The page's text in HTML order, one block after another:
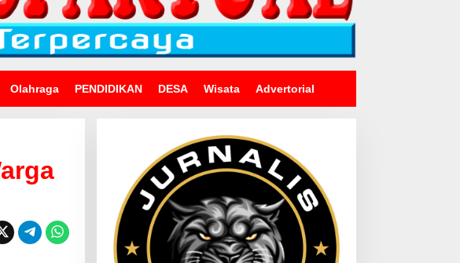
Olahraga PENDIDIKAN DESA Wisata Advertorial